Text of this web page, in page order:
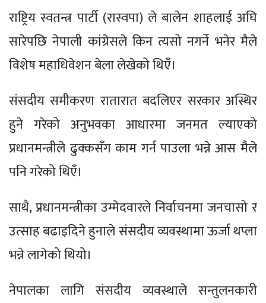
राष्ट्रिय स्वतन्त्र पार्टी (रास्वपा) ले बालेन शाहलाई अघि
सारेपछि नेपाली कांग्रेसले किन त्यसो नगर्ने भनेर मैले
विशेष महाधिवेशन बेला लेखेको थिएँ।
संसदीय समीकरण रातारात बदलिएर सरकार अस्थिर
हुने गरेको अनुभवका आधारमा जनमत ल्याएको
प्रधानमन्त्रीले ढुक्कसँग काम गर्न पाउला भन्ने आस मैले
पनि गरेको थिएँ।
साथै, प्रधानमन्त्रीका उम्मेदवारले निर्वाचनमा जनचासो र
उत्साह बढाइदिने हुनाले संसदीय व्यवस्थामा ऊर्जा थप्ला
भन्ने लागेको थियो।
नेपालका लागि संसदीय व्यवस्थाले सन्तुलनकारी